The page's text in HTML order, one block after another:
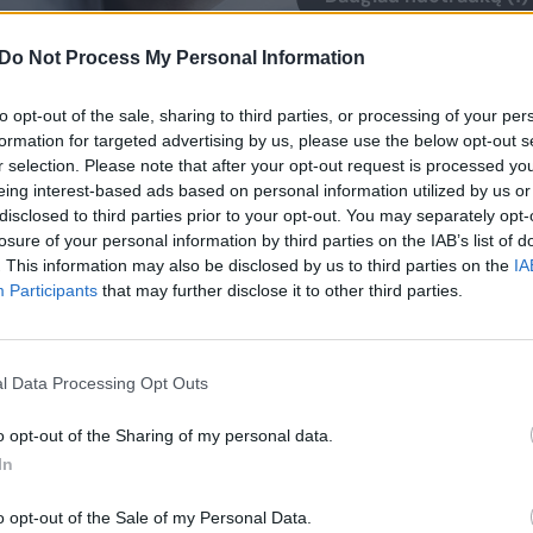
Do Not Process My Personal Information
opt-out of the sale, sharing to third parties, or processing of your
for targeted advertising by us, please use the below opt-out
selection. Please note that after your opt-out request is processed
interest-based ads based on personal information utilized by us
to third parties prior to your opt-out. You may separately
of your personal information by third parties on the IAB’s list of
This information may also be disclosed by us to third parties on the
Participants that may further disclose it to other third parties.
Data Processing Opt Outs
opt-out of the Sharing of my personal data.
opt-out of the Sale of my Personal Data.
Europos kurčiųjų čempionato Lietuvos rinktinės
vidurio puolėjas Laurynas Pumputis
Rinktinės lyderiai artimiausiu metu
šalį, atvers operacinės duris.
lyderis Rokas Jokubaitis, sužinojęs apie
iš Vokietijos vaizdo įrašu atsiuntė jautrią
Europos čempionate taip pat patyrė
puikiai žino, kokio sunkumo ši nelaimė.